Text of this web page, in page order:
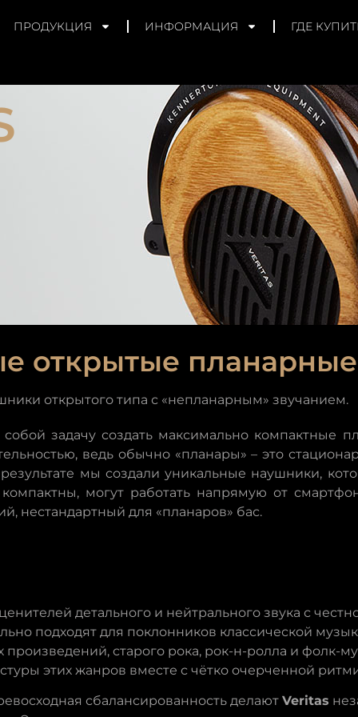
ПРОДУКЦИЯ ИНФОРМАЦИЯ ГДЕ
открытые
открытого типа с «непланарным» звучанием.
задачу создать максимально компактные
ведь обычно «планары» – это
мы создали уникальные наушники,
могут работать напрямую от
нестандартный для «планаров» бас.
детального и нейтрального звука с
подходят для поклонников классической
старого рока, рок-н-ролла и фолк-
этих жанров вместе с чётко очерченной
сбалансированность делают Veritas